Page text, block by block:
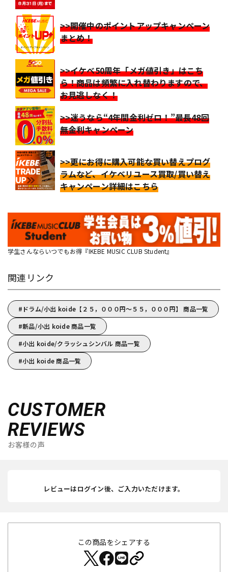
>>開催中のポイントアップキャンペーン
まとめ！
>>イケベ50周年「メガ値引き」はこち
ら！商品は頻繁に入れ替わりますので、
お見逃しなく！
>>迷うなら“4年間金利ゼロ！”最長48回
無金利キャンペーン
>>更にお得に購入可能な買い替えプログ
ラムなど、イケベリユース買取/買い替え
キャンペーン詳細はこちら
学生さんならいつでもお得『IKEBE MUSIC CLUB Student』
関連リンク
ドラム/小出 koide【２５，０００円～５５，０００円】 商品一覧
新品/小出 koide 商品一覧
小出 koide/クラッシュシンバル 商品一覧
小出 koide 商品一覧
CUSTOMER
REVIEWS
お客様の声
レビューはログイン後、ご入力いただけます。
この商品をシェアする